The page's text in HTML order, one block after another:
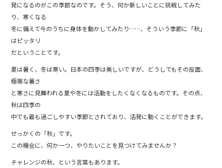
発になるのがこの季節なのです。そう、何か新しいことに挑戦してみた
り、寒くなる
冬に備えて今のうちに身体を動かしてみたり……、そういう季節に「秋」
はピッタリ
だということです。
夏は暑く、冬は寒い。日本の四季は美しいですが、どうしてもその反面、
極端な暑さ
と寒さに見舞われる夏や冬には活動をしたくなくなるものです。その点、
秋は四季の
中でも最も過ごしやすい季節とされており、活発に動くことができます。
せっかくの「秋」です。
この機会に、何か一つ、やりたいことを見つけてみませんか？
チャレンジの秋、という言葉もあります。